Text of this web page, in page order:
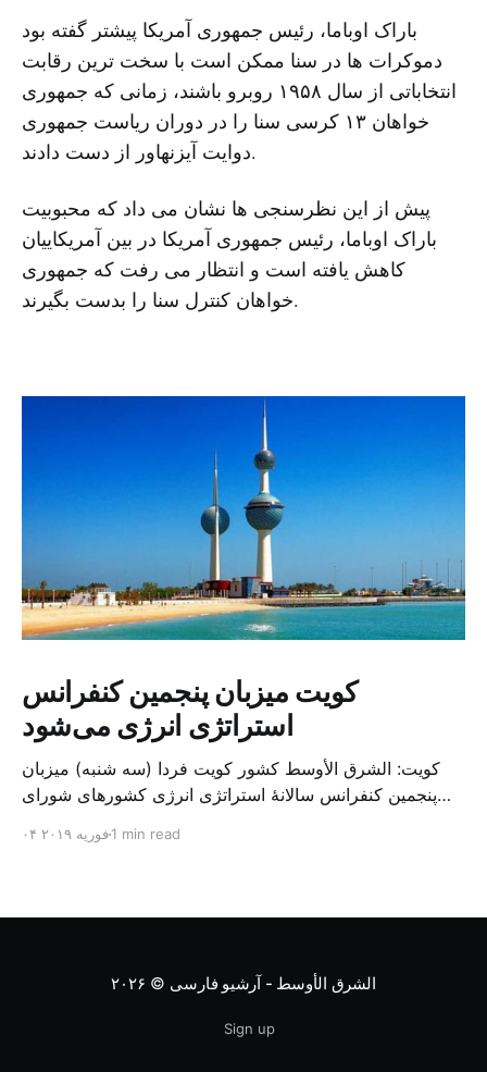
باراک اوباما، رئیس جمهوری آمریکا پیشتر گفته بود
دموکرات ها در سنا ممکن است با سخت ترین رقابت
انتخاباتی از سال ۱۹۵۸ روبرو باشند، زمانی که جمهوری
خواهان ۱۳ کرسی سنا را در دوران ریاست جمهوری
دوایت آیزنهاور از دست دادند.
پیش از این نظرسنجی ها نشان می داد که محبوبیت
باراک اوباما، رئیس جمهوری آمریکا در بین آمریکاییان
کاهش یافته است و انتظار می رفت که جمهوری
خواهان کنترل سنا را بدست بگیرند.
کویت میزبان پنجمین کنفرانس
استراتژی انرژی می‌شود
کویت: الشرق الأوسط کشور کویت فردا (سه شنبه) میزبان
پنجمین کنفرانس سالانهٔ استراتژی انرژی کشورهای شورای
متخصص از شرکت‌های جهانی نفت و گاز در این کنفرانس
۰۴ فوریه ۲۰۱۹1 min read
الشرق الأوسط - آرشیو فارسی © ۲۰۲۶
Sign up